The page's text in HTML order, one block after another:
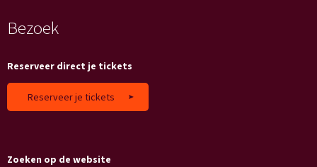
Bezoek
Reserveer direct je tickets
Reserveer je tickets
Zoeken op de website